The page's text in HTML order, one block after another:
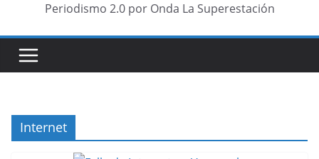
Periodismo 2.0 por Onda La Superestación
Internet